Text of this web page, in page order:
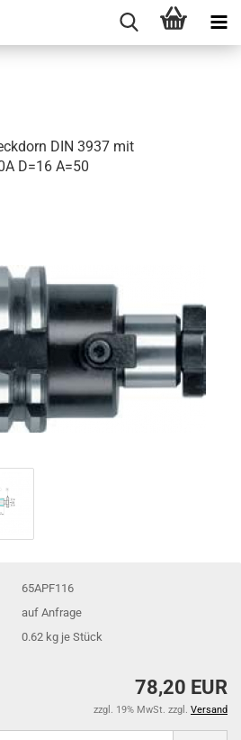
DIN 3937 mit
D=16 A=50
65APF116
auf Anfrage
0.62 kg je Stück
78,20 EUR
zzgl. 19% MwSt. zzgl. Versand